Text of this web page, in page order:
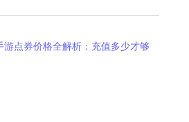
游点券价格全解析：充值多少才够